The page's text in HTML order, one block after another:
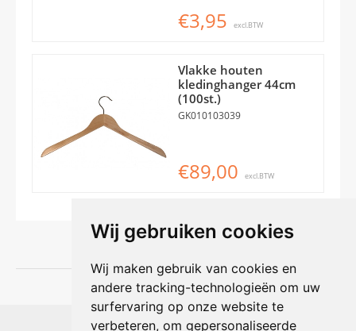
Wij gebruiken cookies
Wij maken gebruik van cookies en
andere tracking-technologieën om uw
surfervaring op onze website te
verbeteren, om gepersonaliseerde
€3,95 excl.BTW
Vlakke houten
kledinghanger 44cm
(100st.)
GK010103039
€89,00 excl.BTW
Shophouse online